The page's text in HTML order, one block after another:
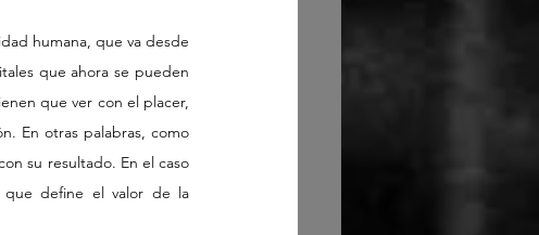
humana, que va desde
que ahora se pueden
que ver con el placer,
En otras palabras, como
su resultado. En el caso
que define el valor de la